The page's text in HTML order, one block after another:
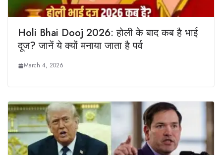
Holi Bhai Dooj 2026: होली के बाद कब है भाई
दूज? जानें ये क्यों मनाया जाता है पर्व
March 4, 2026